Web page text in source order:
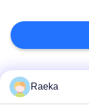
NOUS
UN DEVIS
vide
Raeka